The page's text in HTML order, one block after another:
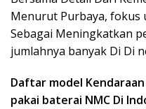
Menurut Purbaya, fokus
Sebagai Meningkatkan
jumlahnya banyak Di Di
Daftar model
pakai baterai NMC Di